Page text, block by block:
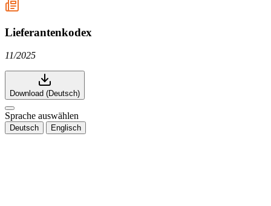
Lieferantenkodex
11/2025
Download (Deutsch)
Sprache auswählen
Deutsch Englisch